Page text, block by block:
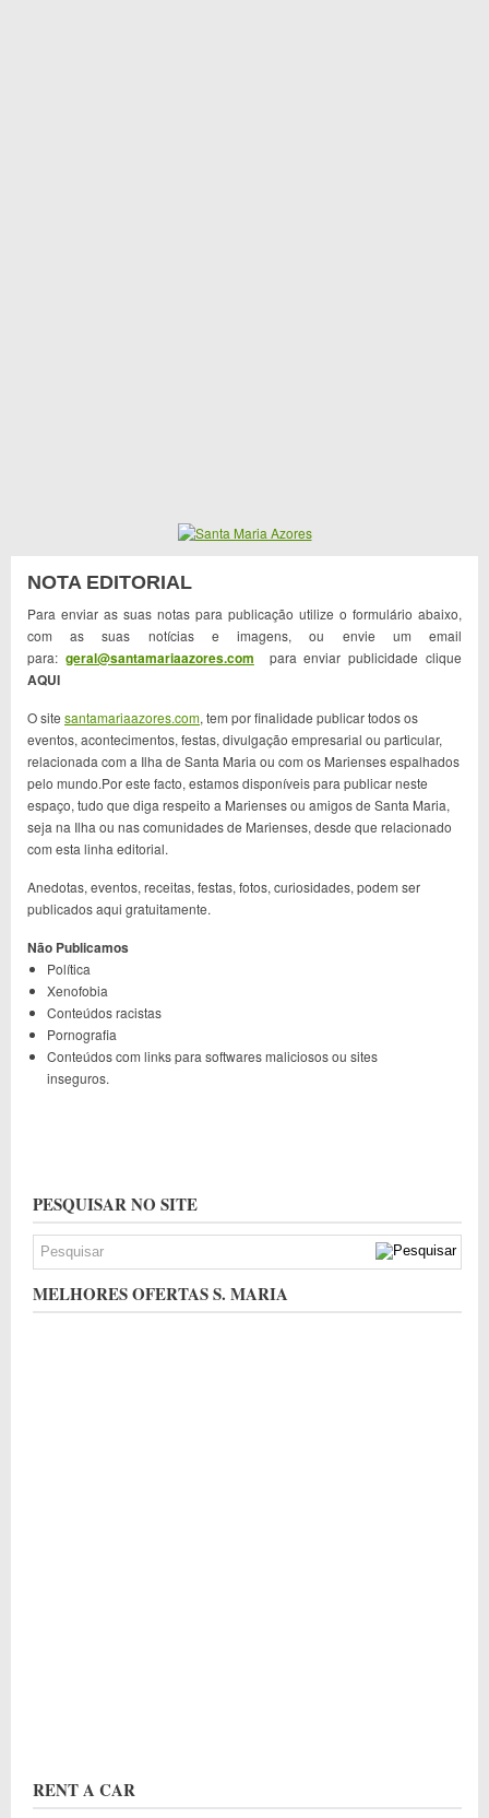
NOTA EDITORIAL
Para enviar as suas notas para publicação utilize o formulário abaixo,
com as suas notícias e imagens, ou envie um email
para: geral@santamariaazores.com para enviar publicidade clique
AQUI
O site santamariaazores.com, tem por finalidade publicar todos os
eventos, acontecimentos, festas, divulgação empresarial ou particular,
relacionada com a Ilha de Santa Maria ou com os Marienses espalhados
pelo mundo.Por este facto, estamos disponíveis para publicar neste
espaço, tudo que diga respeito a Marienses ou amigos de Santa Maria,
seja na Ilha ou nas comunidades de Marienses, desde que relacionado
com esta linha editorial.
Anedotas, eventos, receitas, festas, fotos, curiosidades, podem ser
publicados aqui gratuitamente.
Não Publicamos
Política
Xenofobia
Conteúdos racistas
Pornografia
Conteúdos com links para softwares maliciosos ou sites
inseguros.
PESQUISAR NO SITE
MELHORES OFERTAS S. MARIA
RENT A CAR